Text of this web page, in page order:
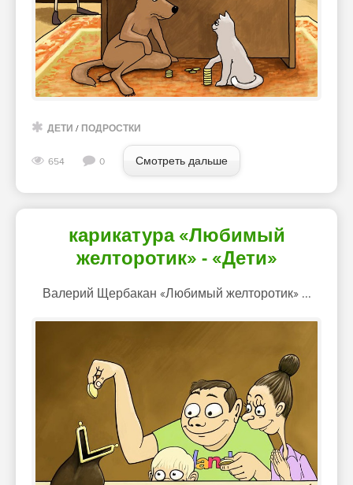
ДЕТИ / ПОДРОСТКИ
654 0 Смотреть дальше
карикатура «Любимый
желторотик» - «Дети»
Валерий Щербакан «Любимый желторотик» ...